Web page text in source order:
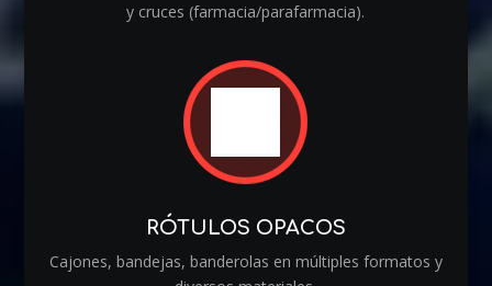
y cruces (farmacia/parafarmacia).
RÓTULOS OPACOS
Cajones, bandejas, banderolas en múltiples formatos y